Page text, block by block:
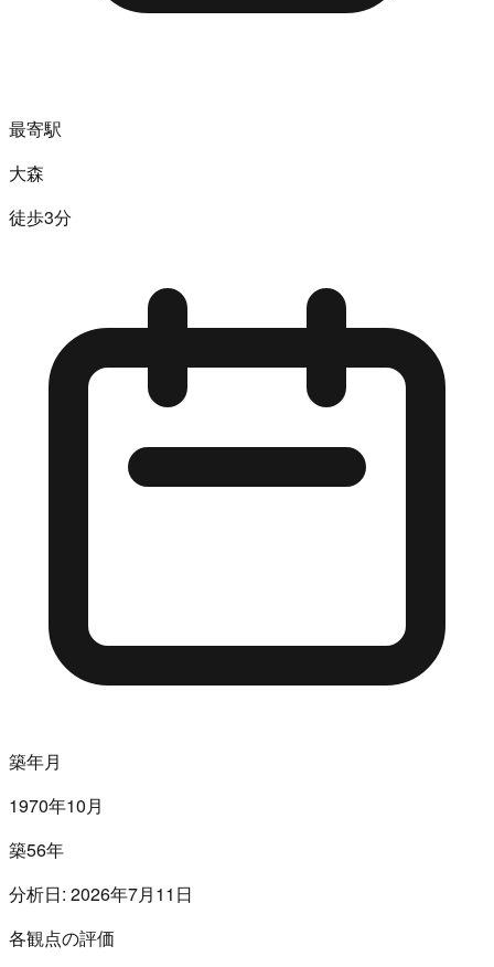
最寄駅
大森
徒歩3分
築年月
1970年10月
築56年
分析日: 2026年7月11日
各観点の評価